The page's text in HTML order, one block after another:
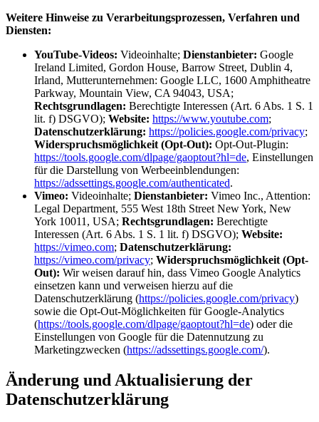
Weitere Hinweise zu Verarbeitungsprozessen, Verfahren und
Diensten:
YouTube-Videos: Videoinhalte; Dienstanbieter: Google
Ireland Limited, Gordon House, Barrow Street, Dublin 4,
Irland, Mutterunternehmen: Google LLC, 1600 Amphitheatre
Parkway, Mountain View, CA 94043, USA;
Rechtsgrundlagen: Berechtigte Interessen (Art. 6 Abs. 1 S. 1
lit. f) DSGVO); Website: https://www.youtube.com;
Datenschutzerklärung: https://policies.google.com/privacy;
Widerspruchsmöglichkeit (Opt-Out): Opt-Out-Plugin:
https://tools.google.com/dlpage/gaoptout?hl=de, Einstellungen
für die Darstellung von Werbeeinblendungen:
https://adssettings.google.com/authenticated.
Vimeo: Videoinhalte; Dienstanbieter: Vimeo Inc., Attention:
Legal Department, 555 West 18th Street New York, New
York 10011, USA; Rechtsgrundlagen: Berechtigte
Interessen (Art. 6 Abs. 1 S. 1 lit. f) DSGVO); Website:
https://vimeo.com; Datenschutzerklärung:
https://vimeo.com/privacy; Widerspruchsmöglichkeit (Opt-
Out): Wir weisen darauf hin, dass Vimeo Google Analytics
einsetzen kann und verweisen hierzu auf die
Datenschutzerklärung (https://policies.google.com/privacy)
sowie die Opt-Out-Möglichkeiten für Google-Analytics
(https://tools.google.com/dlpage/gaoptout?hl=de) oder die
Einstellungen von Google für die Datennutzung zu
Marketingzwecken (https://adssettings.google.com/).
Änderung und Aktualisierung der
Datenschutzerklärung